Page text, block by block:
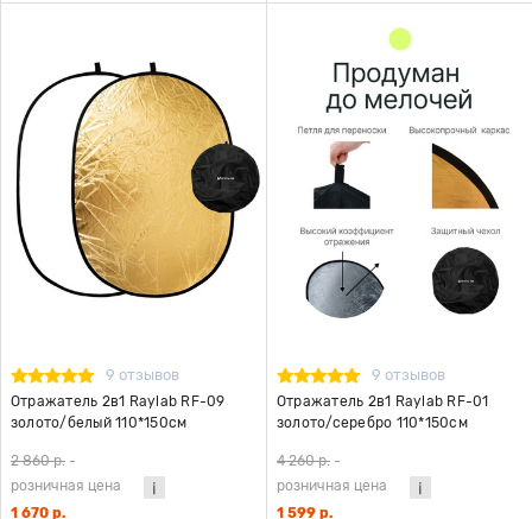
9 отзывов
Отражатель 2в1 Raylab RF-09
золото/белый 110*150см
2 860 р. -
розничная цена
1 670 р.
9 отзывов
Отражатель 2в1 Raylab RF-01
золото/серебро 110*150см
4 260 р. -
розничная цена
1 599 р.